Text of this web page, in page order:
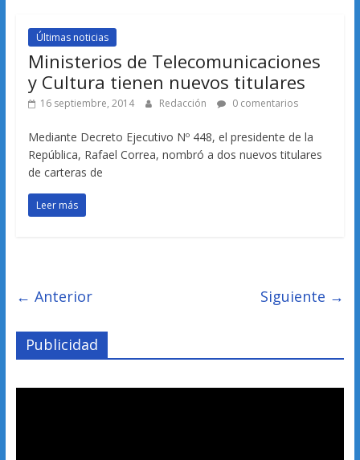
Últimas noticias
Ministerios de Telecomunicaciones
y Cultura tienen nuevos titulares
16 septiembre, 2014 Redacción 0 comentarios
Mediante Decreto Ejecutivo Nº 448, el presidente de la
República, Rafael Correa, nombró a dos nuevos titulares
de carteras de
Leer más
← Anterior Siguiente →
Publicidad